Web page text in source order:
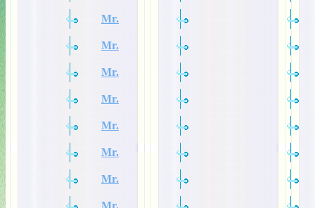
Mr.
Mr.
Mr.
Mr.
Mr.
Mr.
Mr.
Mr.